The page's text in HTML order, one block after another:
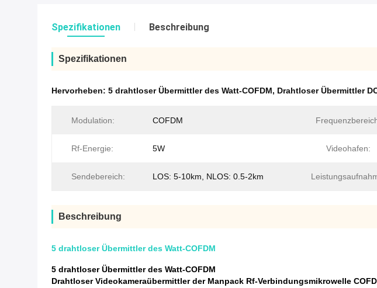
Spezifikationen Beschreibung
Spezifikationen
Hervorheben: 5 drahtloser Übermittler des Watt-COFDM, Drahtloser Übermittler
Modulation: COFDM
Rf-Energie: 5W Videohafen:
Sendebereich: LOS: 5-10km, NLOS: 0.5-2km
Beschreibung
5 drahtloser Übermittler des Watt-COFDM
5 drahtloser Übermittler des Watt-COFDM
Drahtloser Videokameraübermittler der Manpack Rf-Verbindungsmikrowelle